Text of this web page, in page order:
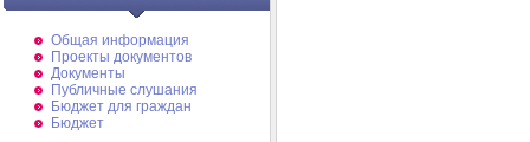
Общая информация
Проекты документов
Документы
Публичные слушания
Бюджет для граждан
Бюджет